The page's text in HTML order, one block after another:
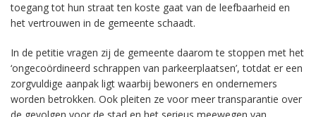
toegang tot hun straat ten koste gaat van de leefbaarheid en
het vertrouwen in de gemeente schaadt.
In de petitie vragen zij de gemeente daarom te stoppen met het
‘ongecoördineerd schrappen van parkeerplaatsen’, totdat er een
zorgvuldige aanpak ligt waarbij bewoners en ondernemers
worden betrokken. Ook pleiten ze voor meer transparantie over